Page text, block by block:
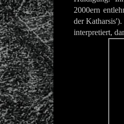
2000ern
der
interpretiert,